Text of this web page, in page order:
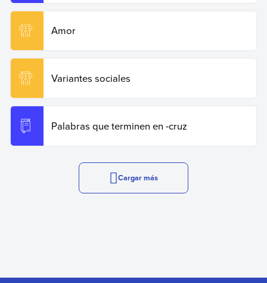
Amor
Variantes sociales
Palabras que terminen en -cruz
Cargar más